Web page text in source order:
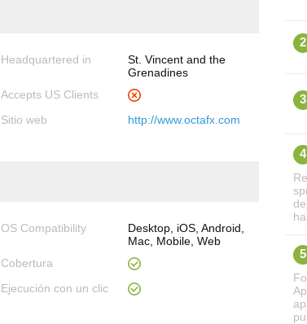
Headquartered in
St. Vincent and the
Grenadines
Accepts US Clients
Sitio web http://www.octafx.com
OS Compatibility
Desktop, iOS, Android,
Mac, Mobile, Web
Cobertura
Ejecución con un clic
2
3
4
5